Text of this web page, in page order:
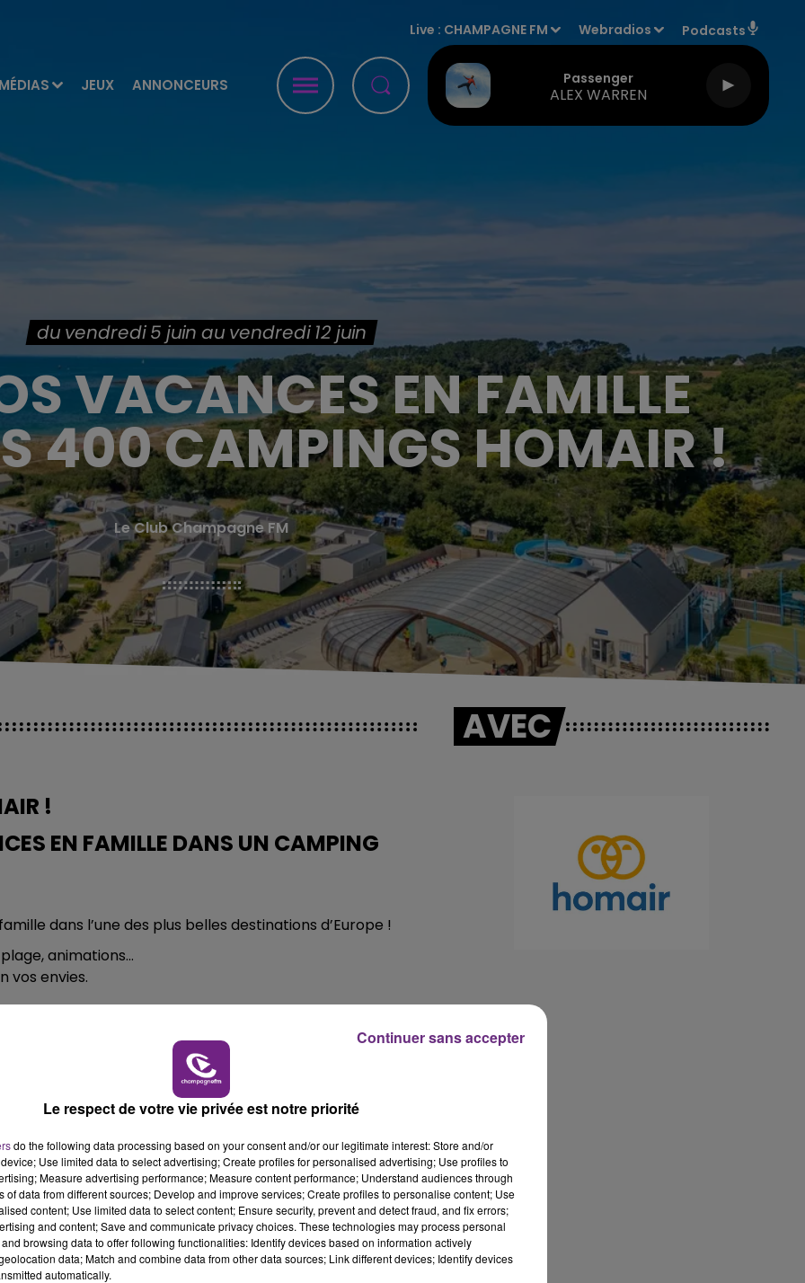
MÉDIAS JEUX ANNONCEURS
Live : CHAMPAGNE FM Webradios Podcasts
Passenger
ALEX WARREN
LE WEEK-END CHAMPAGNE FM
du vendredi 5 juin au vendredi 12 juin
VACANCES EN FAMILLE
400 CAMPINGS HOMAIR !
Le Club Champagne FM
!
EN FAMILLE DANS UN CAMPING
dans l’une des plus belles destinations d’Europe !
animations…
vos envies.
Suisse, Luxembourg, Autriche, Belgique,
AVEC
Le respect de votre vie privée est notre priorité
do the following data processing based on your consent and/or our legitimate interest: Store and/or
Use limited data to select advertising; Create profiles for personalised advertising; Use profiles to
Measure advertising performance; Measure content performance; Understand audiences through
of data from different sources; Develop and improve services; Create profiles to personalise content; Use
content; Use limited data to select content; Ensure security, prevent and detect fraud, and fix errors;
and content; Save and communicate privacy choices. These technologies may process personal
browsing data to offer following functionalities: Identify devices based on information actively
data; Match and combine data from other data sources; Link different devices; Identify devices
automatically.
Continuer sans accepter